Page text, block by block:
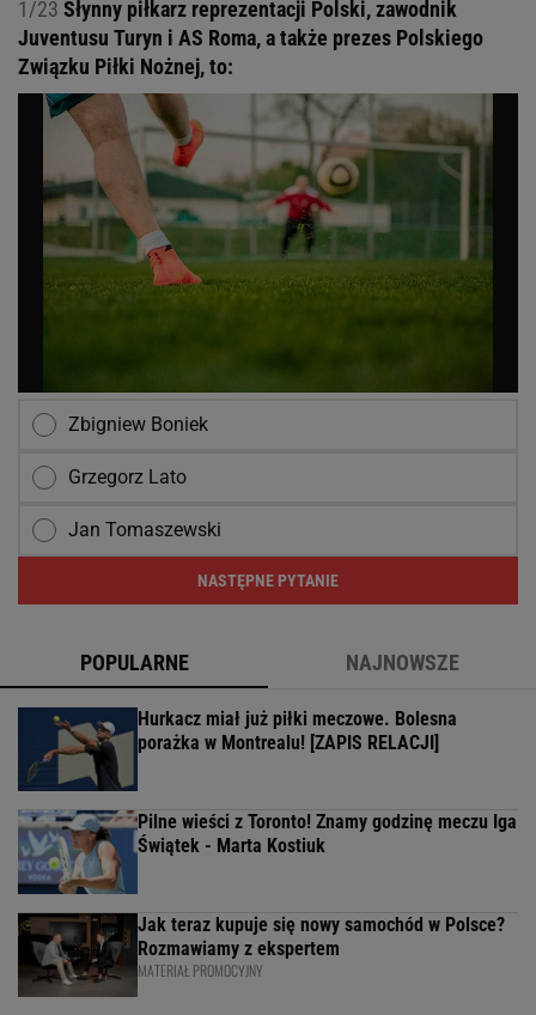
1/23 Słynny piłkarz reprezentacji Polski, zawodnik
Juventusu Turyn i AS Roma, a także prezes Polskiego
Związku Piłki Nożnej, to:
Zbigniew Boniek
Grzegorz Lato
Jan Tomaszewski
NASTĘPNE PYTANIE
POPULARNE NAJNOWSZE
Hurkacz miał już piłki meczowe. Bolesna
porażka w Montrealu! [ZAPIS RELACJI]
Pilne wieści z Toronto! Znamy godzinę meczu Iga
Świątek - Marta Kostiuk
Jak teraz kupuje się nowy samochód w Polsce?
Rozmawiamy z ekspertem
MATERIAŁ PROMOCYJNY